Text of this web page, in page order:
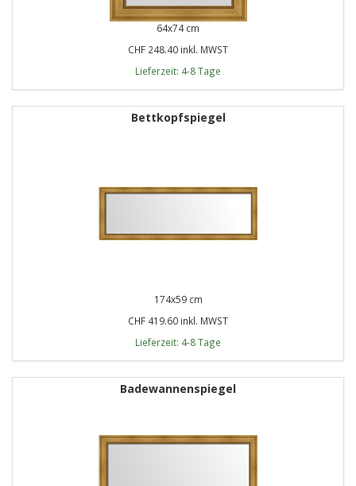
64x74 cm
CHF 248.40 inkl. MWST
Lieferzeit: 4-8 Tage
Bettkopfspiegel
174x59 cm
CHF 419.60 inkl. MWST
Lieferzeit: 4-8 Tage
Badewannenspiegel